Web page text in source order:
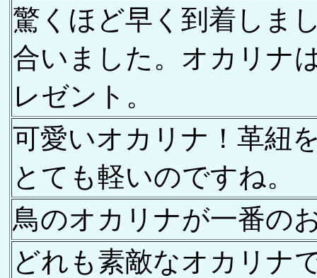
驚くほど早く到着しま
合いました。オカリナ
レゼント。
可愛いオカリナ！革紐
とても軽いのですね。
鳥のオカリナが一番の
どれも素敵なオカリナ